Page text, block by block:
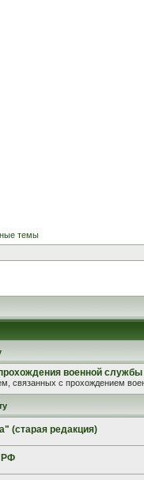
темы
военной службы
связанных с прохождением
(старая редакция)
РФ